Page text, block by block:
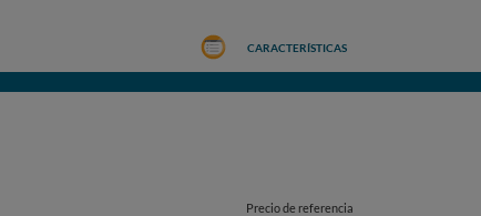
CARACTERÍSTICAS
Precio de referencia